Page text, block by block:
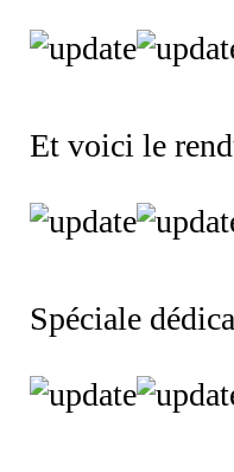
Et voici le
Spéciale